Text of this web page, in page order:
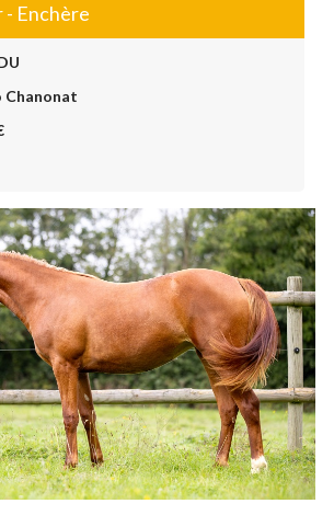
- Enchère
Chanonat